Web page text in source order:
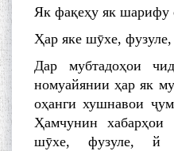
Як фақеҳу як шарифу
Ҳар яке шӯхе,
Дар мубтадоҳои
номуайянии ҳар як
оҳанги хушнавои
Ҳамчунин
шӯхе, фузуле, й